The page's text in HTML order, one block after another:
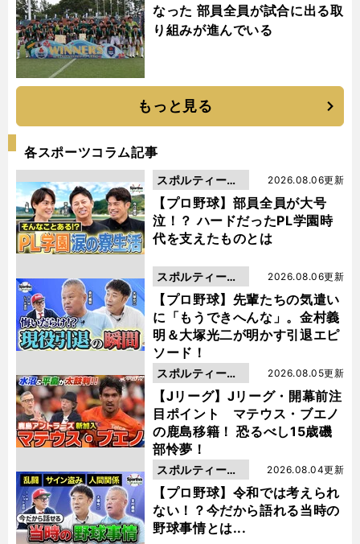
なった 部員全員が試合に出る取
り組みが進んでいる
もっと見る
各スポーツコラム記事
【プロ野球】部員全員が大号
泣！？ ハードだったPL学園時
代を支えたものとは
2026.08.06更新
スポルティーバ
動画
【プロ野球】先輩たちの気遣い
に「もうできへんな」。金村義
明＆大塚光二が明かす引退エピ
ソード！
2026.08.06更新
スポルティーバ
動画
【Jリーグ】Jリーグ・開幕前注
目ポイント マテウス・ブエノ
の鹿島移籍！ 恐るべし15歳磯
部怜夢！
2026.08.05更新
スポルティーバ
動画
【プロ野球】令和では考えられ
ない！？今だから語れる当時の
野球事情とは...
2026.08.04更新
スポルティーバ
動画